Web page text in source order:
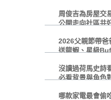
周俊吉為房屋交
公開走向社區共
2026父親節帶爸
送龍蝦、星級
沒讀過荷馬史詩
必看背景與角色
哪款家電最會偷